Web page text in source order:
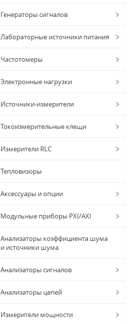
Генераторы сигналов
Лабораторные источники питания
Частотомеры
Электронные нагрузки
Источники-измерители
Токоизмерительные клещи
Измерители RLC
Тепловизоры
Аксессуары и опции
Модульные приборы PXI/AXI
Анализаторы коэффициента шума
и источники шума
Анализаторы сигналов
Анализаторы цепей
Измерители мощности